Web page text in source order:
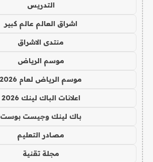
التدريس
اشراق العالم عالم كبير
منتدى الاشراق
موسم الرياض
موسم الرياض لعام 2026
اعلانات الباك لينك 2026
باك لينك وجيست بوست
مصادر التعليم
مجلة تقنية